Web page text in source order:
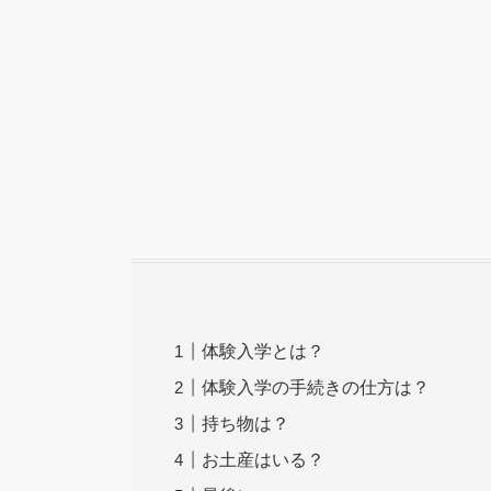
体験入学とは？
体験入学の手続きの仕方は？
持ち物は？
お土産はいる？